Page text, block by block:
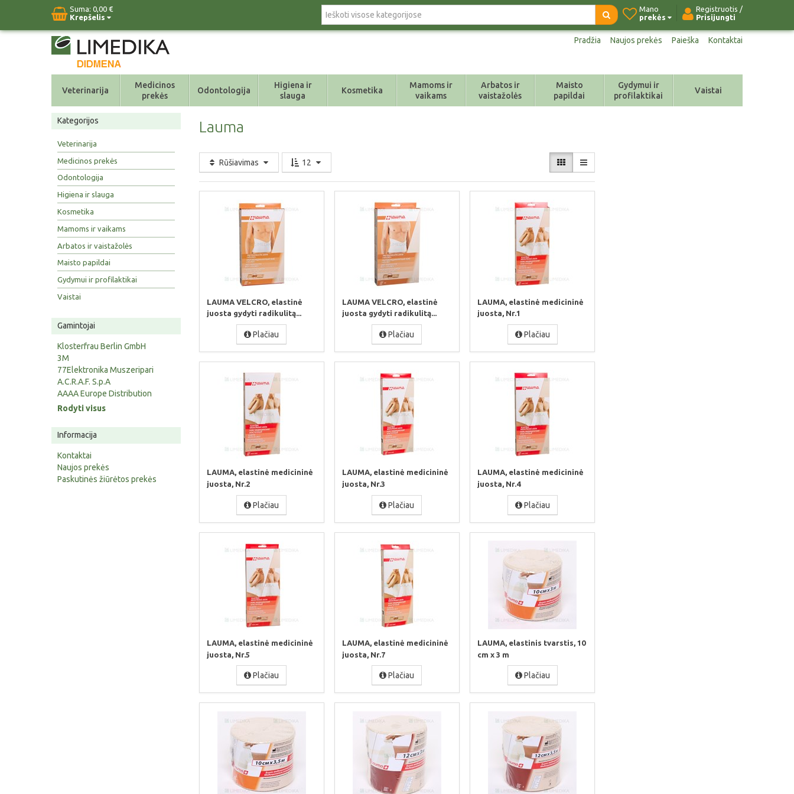
Suma: 0,00 €
Krepšelis
Registruotis /
Prisijungti
Mano
prekės
Pradžia Naujos prekės Paieška Kontaktai
Veterinarija
Medicinos
prekės
Odontologija
Higiena ir
slauga
Kosmetika
Mamoms ir
vaikams
Arbatos ir
vaistažolės
Maisto
papildai
Gydymui ir
profilaktikai
Vaistai
Kategorijos
Veterinarija
Medicinos prekės
Odontologija
Higiena ir slauga
Kosmetika
Mamoms ir vaikams
Arbatos ir vaistažolės
Maisto papildai
Gydymui ir profilaktikai
Vaistai
Gamintojai
Klosterfrau Berlin GmbH
3M
77Elektronika Muszeripari
A.C.R.A.F. S.p.A
AAAA Europe Distribution
Rodyti visus
Informacija
Kontaktai
Naujos prekės
Paskutinės žiūrėtos prekės
Lauma
Rūšiavimas 12
LAUMA VELCRO, elastinė
juosta gydyti radikulitą...
Plačiau
LAUMA VELCRO, elastinė
juosta gydyti radikulitą...
Plačiau
LAUMA, elastinė medicininė
juosta, Nr.1
Plačiau
LAUMA, elastinė medicininė
juosta, Nr.2
Plačiau
LAUMA, elastinė medicininė
juosta, Nr.3
Plačiau
LAUMA, elastinė medicininė
juosta, Nr.4
Plačiau
LAUMA, elastinė medicininė
juosta, Nr.5
Plačiau
LAUMA, elastinė medicininė
juosta, Nr.7
Plačiau
LAUMA, elastinis tvarstis, 10
cm x 3 m
Plačiau